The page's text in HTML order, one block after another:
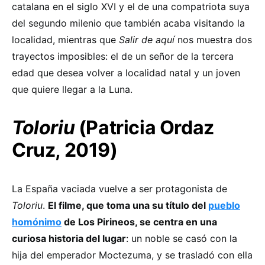
catalana en el siglo XVI y el de una compatriota suya
del segundo milenio que también acaba visitando la
localidad, mientras que Salir de aquínos muestra dos
trayectos imposibles: el de un señor de la tercera
edad que desea volver a localidad natal y un joven
que quiere llegar a la Luna.
Toloriu(Patricia Ordaz
Cruz, 2019)
La España vaciada vuelve a ser protagonista de
Toloriu. El filme, que toma una su título del pueblo
homónimo de Los Pirineos, se centra en una
curiosa historia del lugar: un noble se casó con la
hija del emperador Moctezuma, y se trasladó con ella